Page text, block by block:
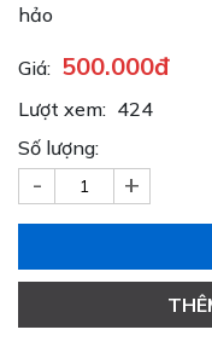
hảo
Giá: 500.000đ
Lượt xem: 424
Số lượng:
- +